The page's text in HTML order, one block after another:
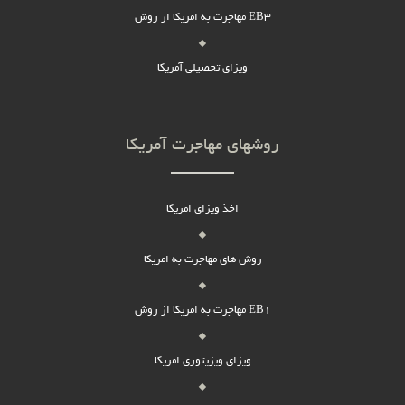
مهاجرت به امریکا از روش EB3
ویزای تحصیلی آمریکا
روشهای مهاجرت آمریکا
اخذ ویزای امریکا
روش های مهاجرت به امریکا
مهاجرت به امریکا از روش EB1
ویزای ویزیتوری امریکا